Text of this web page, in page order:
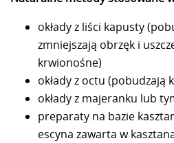
okłady z liści kapusty
zmniejszają obrzęk i
krwionośne)
okłady z octu (pobudzają
okłady z majeranku lub
preparaty na bazie
escyna zawarta w